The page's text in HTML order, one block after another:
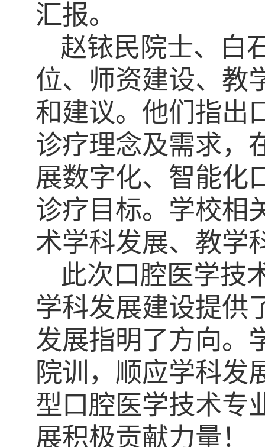
汇报。
赵铱民院士、白
位、师资建设、教
和建议。他们指出
诊疗理念及需求，
展数字化、智能化
诊疗目标。学校相
术学科发展、教学
此次口腔医学技
学科发展建设提供
发展指明了方向。
院训，顺应学科发
型口腔医学技术专
展积极贡献力量！